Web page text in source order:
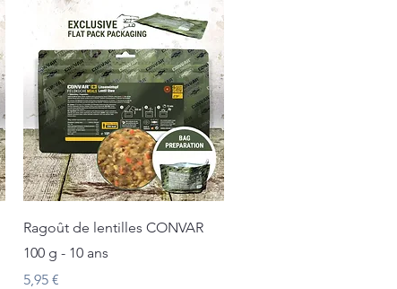
Aperçu rapide
Ragoût de lentilles CONVAR
100 g - 10 ans
Prix
5,95 €